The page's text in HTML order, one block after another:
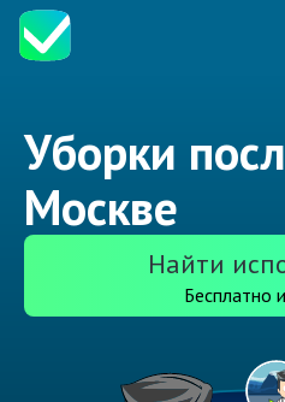
Уборки
Москве
Найти
Бесплатно